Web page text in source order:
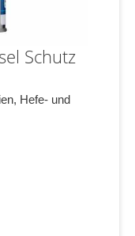
Schutz
Hefe- und